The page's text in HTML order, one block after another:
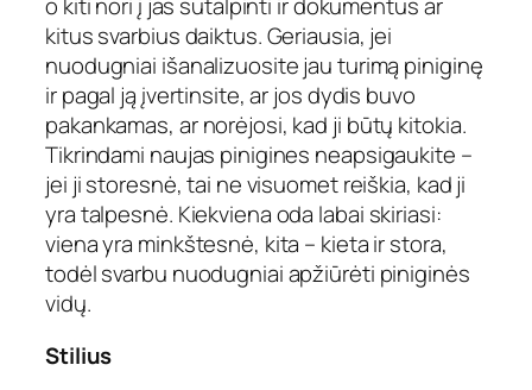
o kiti nori į jas sutalpinti ir dokumentus ar
kitus svarbius daiktus. Geriausia, jei
nuodugniai išanalizuosite jau turimą piniginę
ir pagal ją įvertinsite, ar jos dydis buvo
pakankamas, ar norėjosi, kad ji būtų kitokia.
Tikrindami naujas pinigines neapsigaukite –
jei ji storesnė, tai ne visuomet reiškia, kad ji
yra talpesnė. Kiekviena oda labai skiriasi:
viena yra minkštesnė, kita – kieta ir stora,
todėl svarbu nuodugniai apžiūrėti piniginės
vidų.
Stilius